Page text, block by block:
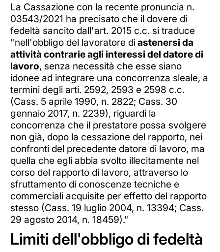
La Cassazione con la recente pronuncia n.
03543/2021 ha precisato che il dovere di
fedeltà sancito dall'art. 2015 c.c. si traduce
"nell'obbligo del lavoratore diastenersi da
attività contrarie agli interessi del datore di
lavoro, senza necessità che esse siano
idonee ad integrare una concorrenza sleale, a
termini degli arti. 2592, 2593 e 2598 c.c.
(Cass. 5 aprile 1990, n. 2822; Cass. 30
gennaio 2017, n. 2239), riguardi la
concorrenza che il prestatore possa svolgere
non già, dopo la cessazione del rapporto, nei
confronti del precedente datore di lavoro, ma
quella che egli abbia svolto illecitamente nel
corso del rapporto di lavoro, attraverso lo
sfruttamento di conoscenze tecniche e
commerciali acquisite per effetto del rapporto
stesso (Cass. 19 luglio 2004, n. 13394; Cass.
29 agosto 2014, n. 18459)."
Limiti dell'obbligo di fedeltà